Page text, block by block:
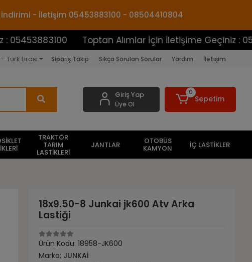
İndirimi - İletişim 05453883100 - 08504410804
Toptan Alımlar İçin İletişime Geçiniz :
- Türk Lirası Sipariş Takip Sıkça Sorulan Sorular Yardım İletişim
Giriş Yap
Üye Ol
0
Sepetim
TRAKTÖR
TARIM
LASTİKLERİ
JANTLAR OTOBÜS
KAMYON İÇ LASTİKLER
18x9.50-8 Junkai jk600 Atv Arka
Lastiği
Ürün Kodu:18958-JK600
Marka: JUNKAİ